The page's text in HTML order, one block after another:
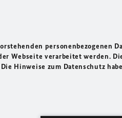
personenbezogenen
Webseite verarbeitet werden.
Hinweise zum Datenschutz